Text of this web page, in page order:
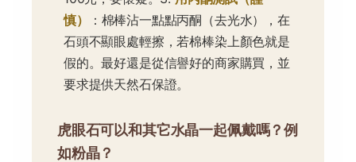
慎）
：棉棒沾一點點丙酮（去光水），在
石頭不顯眼處輕擦，若棉棒染上顏色就是
假的。最好還是從信譽好的商家購買，並
要求提供天然石保證。
虎眼石可以和其它水晶一起佩戴嗎？例
如粉晶？